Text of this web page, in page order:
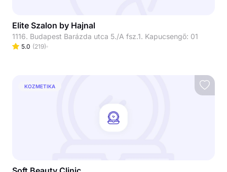
Elite Szalon by Hajnal
1116. Budapest Barázda utca 5./A fsz.1. Kapucsengő: 01
5.0 (219)
KOZMETIKA